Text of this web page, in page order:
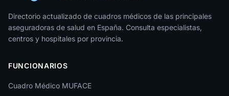
Jaén
La Rioja
León
Lleida
Directorio actualizado de cuadros médicos de las principales
aseguradoras de salud en España. Consulta especialistas,
centros y hospitales por provincia.
FUNCIONARIOS
Cuadro Médico MUFACE